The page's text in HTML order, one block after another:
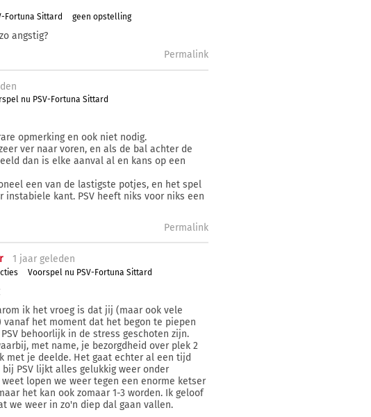
Fortuna Sittard geen opstelling
angstig?
Permalink
nu PSV-Fortuna Sittard
opmerking en ook niet nodig.
ver naar voren, en als de bal achter de
dan is elke aanval al en kans op een
een van de lastigste potjes, en het spel
instabiele kant. PSV heeft niks voor niks een
Permalink
1 jaargeleden
Voorspel nu PSV-Fortuna Sittard
ik het vroeg is dat jij (maar ook vele
vanaf het moment dat het begon te piepen
behoorlijk in de stress geschoten zijn.
met name, je bezorgdheid over plek 2
met je deelde. Het gaat echter al een tijd
PSV lijkt alles gelukkig weer onder
lopen we weer tegen een enorme ketser
het kan ook zomaar 1-3 worden. Ik geloof
we weer in zo'n diep dal gaan vallen.